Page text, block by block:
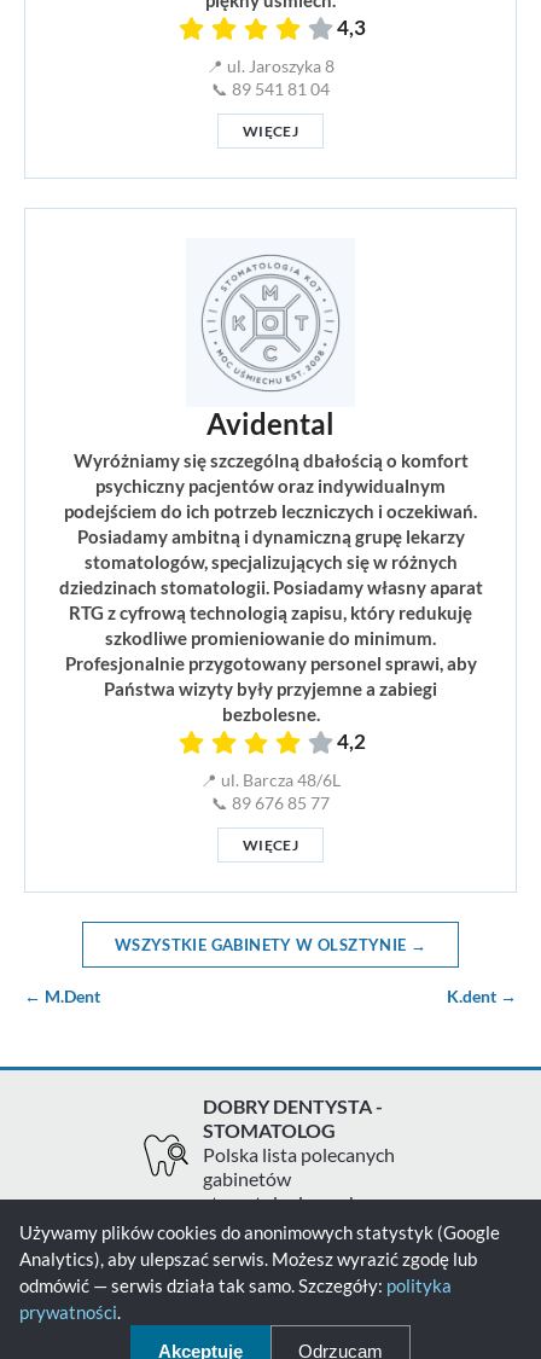
4,3
📍 ul. Jaroszyka 8
📞 89 541 81 04
WIĘCEJ
Avidental
Wyróżniamy się szczególną dbałością o komfort
psychiczny pacjentów oraz indywidualnym
podejściem do ich potrzeb leczniczych i oczekiwań.
Posiadamy ambitną i dynamiczną grupę lekarzy
stomatologów, specjalizujących się w różnych
dziedzinach stomatologii. Posiadamy własny aparat
RTG z cyfrową technologią zapisu, który redukuję
szkodliwe promieniowanie do minimum.
Profesjonalnie przygotowany personel sprawi, aby
Państwa wizyty były przyjemne a zabiegi
bezbolesne.
4,2
📍 ul. Barcza 48/6L
📞 89 676 85 77
WIĘCEJ
WSZYSTKIE GABINETY W OLSZTYNIE →
← M.Dent K.dent →
DOBRY DENTYSTA -
STOMATOLOG
Polska lista polecanych
gabinetów
stomatologicznych
Zgłoś gabinet Kontakt
Polityka prywatności
Polityka cookies
Używamy plików cookies do anonimowych statystyk (Google
Analytics), aby ulepszać serwis. Możesz wyrazić zgodę lub
odmówić — serwis działa tak samo. Szczegóły: polityka
prywatności.
Akceptuję Odrzucam